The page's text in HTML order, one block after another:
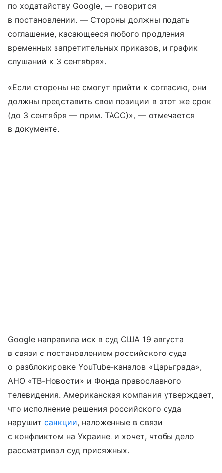
по ходатайству Google, — говорится
в постановлении. — Стороны должны подать
соглашение, касающееся любого продления
временных запретительных приказов, и график
слушаний к 3 сентября».
«Если стороны не смогут прийти к согласию, они
должны представить свои позиции в этот же срок
(до 3 сентября — прим. ТАСС)», — отмечается
в документе.
Google направила иск в суд США 19 августа
в связи с постановлением российского суда
о разблокировке YouTube-каналов «Царьграда»,
АНО «ТВ-Новости» и Фонда православного
телевидения. Американская компания утверждает,
что исполнение решения российского суда
нарушитсанкции, наложенные в связи
с конфликтом на Украине, и хочет, чтобы дело
рассматривал суд присяжных.